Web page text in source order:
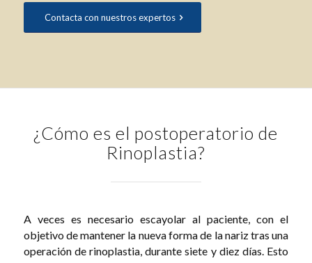
Contacta con nuestros expertos
¿Cómo es el postoperatorio de
Rinoplastia?
A veces es necesario escayolar al paciente, con el
objetivo de mantener la nueva forma de la nariz tras una
operación de rinoplastia, durante siete y diez días. Esto